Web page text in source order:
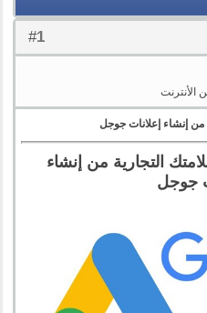
#
1
الأنترنت
من إنشاء إعلانات جوجل
التجارية من إنشاء
جوجل